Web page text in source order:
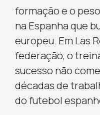
formação e o
na Espanha que
europeu. Em Las
federação, o
sucesso não
décadas de
do futebol